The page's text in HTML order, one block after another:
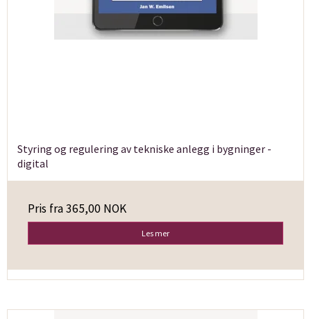
Styring og regulering av tekniske anlegg i bygninger -
digital
Pris fra365,00 NOK
Les mer